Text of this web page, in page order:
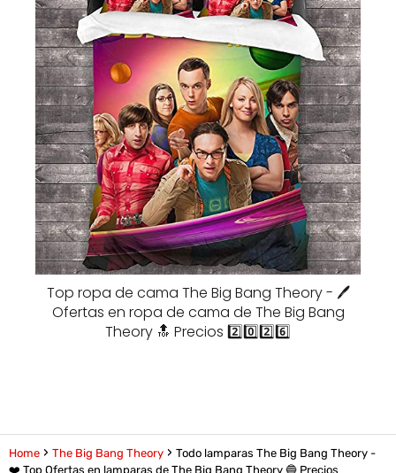
Top ropa de cama The Big Bang Theory - 🖊️
Ofertas en ropa de cama de The Big Bang
Theory 🔝 Precios 2️⃣0️⃣2️⃣6️⃣
Home The Big Bang Theory
Todo lamparas The Big Bang Theory -
❤️ Top Ofertas en lamparas de The Big Bang Theory 🔵 Precios